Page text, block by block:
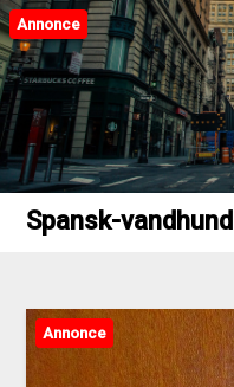
Annonce
Spansk-
Annonce